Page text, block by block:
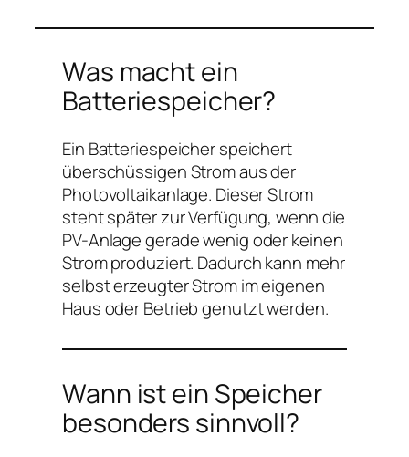
Was macht ein
Batteriespeicher?
Ein Batteriespeicher speichert
überschüssigen Strom aus der
Photovoltaikanlage. Dieser Strom
steht später zur Verfügung, wenn die
PV-Anlage gerade wenig oder keinen
Strom produziert. Dadurch kann mehr
selbst erzeugter Strom im eigenen
Haus oder Betrieb genutzt werden.
Wann ist ein Speicher
besonders sinnvoll?